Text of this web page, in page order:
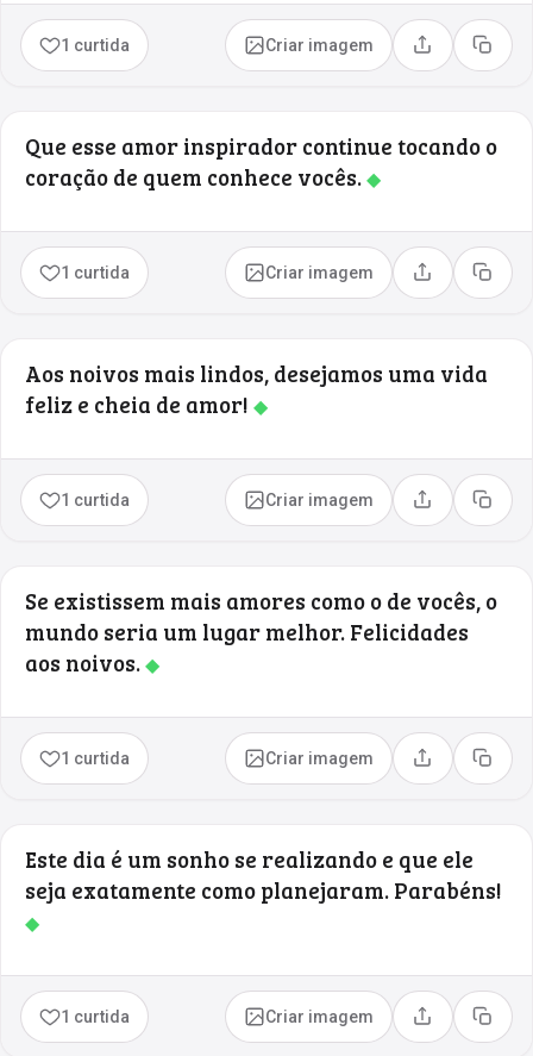
1 curtida Criar imagem Compartilhar
Copiar
Que esse amor inspirador continue tocando o
coração de quem conhece vocês.◆
1 curtida Criar imagem Compartilhar
Copiar
Aos noivos mais lindos, desejamos uma vida
feliz e cheia de amor! ◆
1 curtida Criar imagem Compartilhar
Copiar
Se existissem mais amores como o de vocês, o
mundo seria um lugar melhor. Felicidades
aos noivos.◆
1 curtida Criar imagem Compartilhar
Copiar
Este dia é um sonho se realizando e que ele
seja exatamente como planejaram. Parabéns!
◆
1 curtida Criar imagem Compartilhar
Copiar